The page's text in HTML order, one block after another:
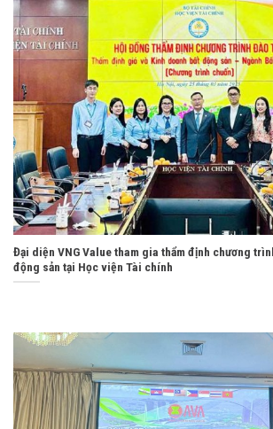
Đại diện VNG Value tham gia thẩm định chương
động sản tại Học viện Tài chính